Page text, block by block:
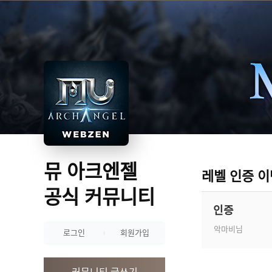
뮤 아크엔젤
공식 커뮤니티
로그인 회원가입
레벨 인증
인증
악마비님